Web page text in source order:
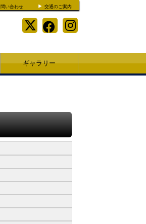
い合わせ 交通のご案内
ギャラリー